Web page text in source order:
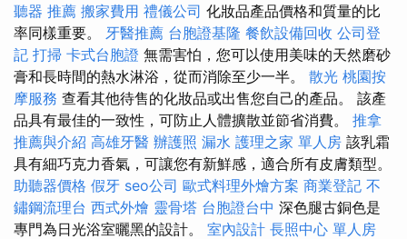
聽器 推薦 搬家費用 禮儀公司 化妝品產品價格和質量的比
率同樣重要。 牙醫推薦 台胞證基隆 餐飲設備回收 公司登
記 打掃 卡式台胞證 無需害怕，您可以使用美味的天然磨砂
膏和長時間的熱水淋浴，從而消除至少一半。 散光 桃園按
摩服務 查看其他待售的化妝品或出售您自己的產品。 該產
品具有最佳的一致性，可防止人體擴散並節省消費。 推拿
推薦與介紹 高雄牙醫 辦護照 漏水 護理之家 單人房 該乳霜
具有細巧克力香氣，可讓您有新鮮感，適合所有皮膚類型。
助聽器價格 假牙 seo公司 歐式料理外燴方案 商業登記 不
鏽鋼流理台 西式外燴 靈骨塔 台胞證台中 深色腿古銅色是
專門為日光浴室曬黑的設計。 室內設計 長照中心 單人房